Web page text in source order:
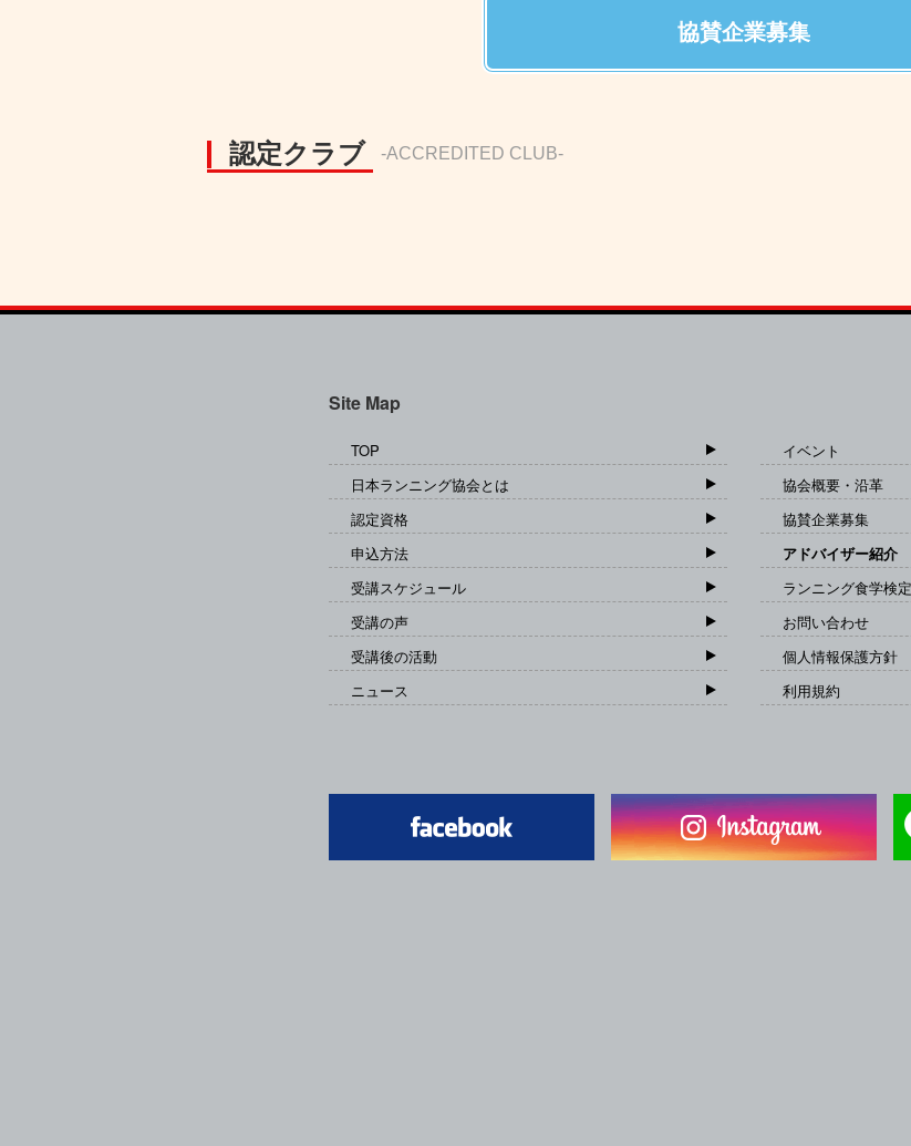
協賛企業募集
認定クラブ -ACCREDITED CLUB-
Site Map
TOP
日本ランニング協会とは
認定資格
申込方法
受講スケジュール
受講の声
受講後の活動
ニュース
イベント
協会概要・沿革
協賛企業募集
アドバイザー紹介
ランニング食学検定
お問い合わせ
個人情報保護方針
利用規約